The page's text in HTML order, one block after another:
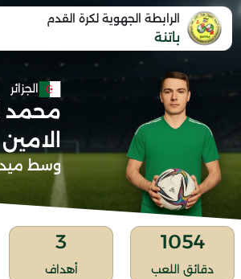
الرابطة الجهوية لكرة القدم
باتنة
الجزائر
محمد
الامين
وسط
1054
دقائق اللعب
3
أهداف